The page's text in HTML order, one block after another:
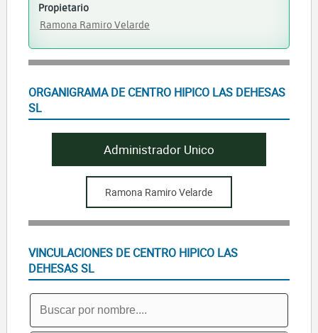
Propietario
Ramona Ramiro Velarde
ORGANIGRAMA DE CENTRO HIPICO LAS DEHESAS
SL
Administrador Unico
Ramona Ramiro Velarde
VINCULACIONES DE CENTRO HIPICO LAS
DEHESAS SL